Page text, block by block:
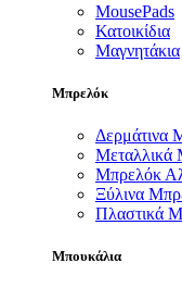
MousePads
Κατοικίδια
Μαγνητάκια
Μπρελόκ
Δερμάτινα
Μεταλλικά
Μπρελόκ
Ξύλινα
Πλαστικά
Μπουκάλια